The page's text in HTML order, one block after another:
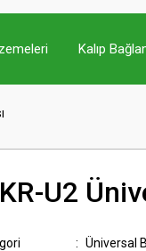
Kalıp
U2
Üniversal